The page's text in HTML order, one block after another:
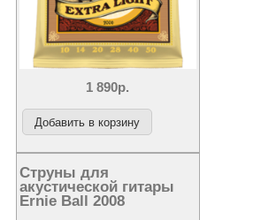
1 890р.
Струны для
акустической гитары
Ernie Ball 2008